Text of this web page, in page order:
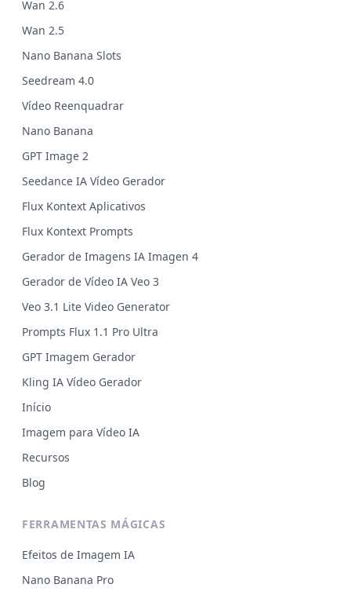
Wan 2.6
Wan 2.5
Nano Banana Slots
Seedream 4.0
Vídeo Reenquadrar
Nano Banana
GPT Image 2
Seedance IA Vídeo Gerador
Flux Kontext Aplicativos
Flux Kontext Prompts
Gerador de Imagens IA Imagen 4
Gerador de Vídeo IA Veo 3
Veo 3.1 Lite Video Generator
Prompts Flux 1.1 Pro Ultra
GPT Imagem Gerador
Kling IA Vídeo Gerador
Início
Imagem para Vídeo IA
Recursos
Blog
FERRAMENTAS MÁGICAS
Efeitos de Imagem IA
Nano Banana Pro